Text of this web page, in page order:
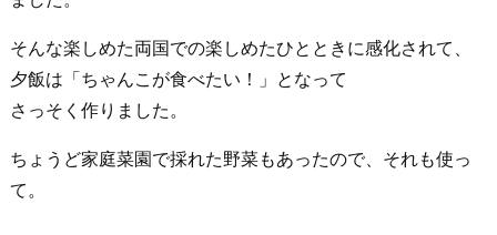
そんな楽しめた両国での楽しめたひとときに感化されて、
夕飯は「ちゃんこが食べたい！」となって
さっそく作りました。
ちょうど家庭菜園で採れた野菜もあったので、それも使っ
て。